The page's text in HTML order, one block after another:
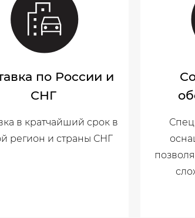
по России и
СНГ
в кратчайший срок в
регион и страны СНГ